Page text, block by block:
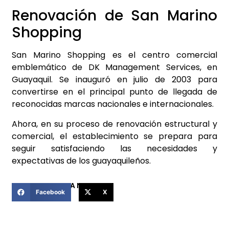
Renovación de San Marino
Shopping
San Marino Shopping es el centro comercial
emblemático de DK Management Services, en
Guayaquil. Se inauguró en julio de 2003 para
convertirse en el principal punto de llegada de
reconocidas marcas nacionales e internacionales.
Ahora, en su proceso de renovación estructural y
comercial, el establecimiento se prepara para
seguir satisfaciendo las necesidades y
expectativas de los guayaquileños.
COMPARTIR ESTA NOTICIA
Facebook X